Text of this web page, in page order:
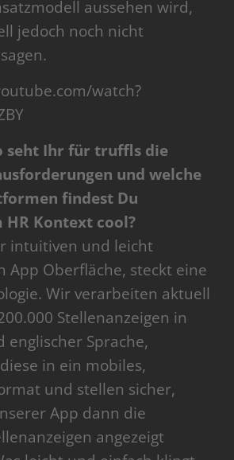
aussehen wird,
jedoch noch nicht
watch?
seht Ihr für truffls die
und welche
findest Du
Kontext cool?
intuitiven und leicht
App Oberfläche, steckt eine
Wir verarbeiten aktuell
Stellenanzeigen in
englischer Sprache,
in ein mobiles,
und stellen sicher,
App dann die
angezeigt